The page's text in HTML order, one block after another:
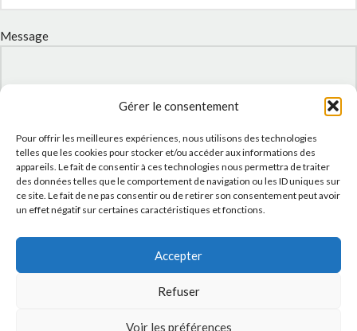
Gérer le consentement
Pour offrir les meilleures expériences, nous utilisons des technologies
telles que les cookies pour stocker et/ou accéder aux informations des
appareils. Le fait de consentir à ces technologies nous permettra de traiter
des données telles que le comportement de navigation ou les ID uniques sur
ce site. Le fait de ne pas consentir ou de retirer son consentement peut avoir
un effet négatif sur certaines caractéristiques et fonctions.
Accepter
Refuser
Voir les préférences
Message